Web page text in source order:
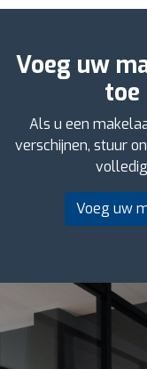
Voeg uw
toe
Als u een
verschijnen, stuur
Voeg uw